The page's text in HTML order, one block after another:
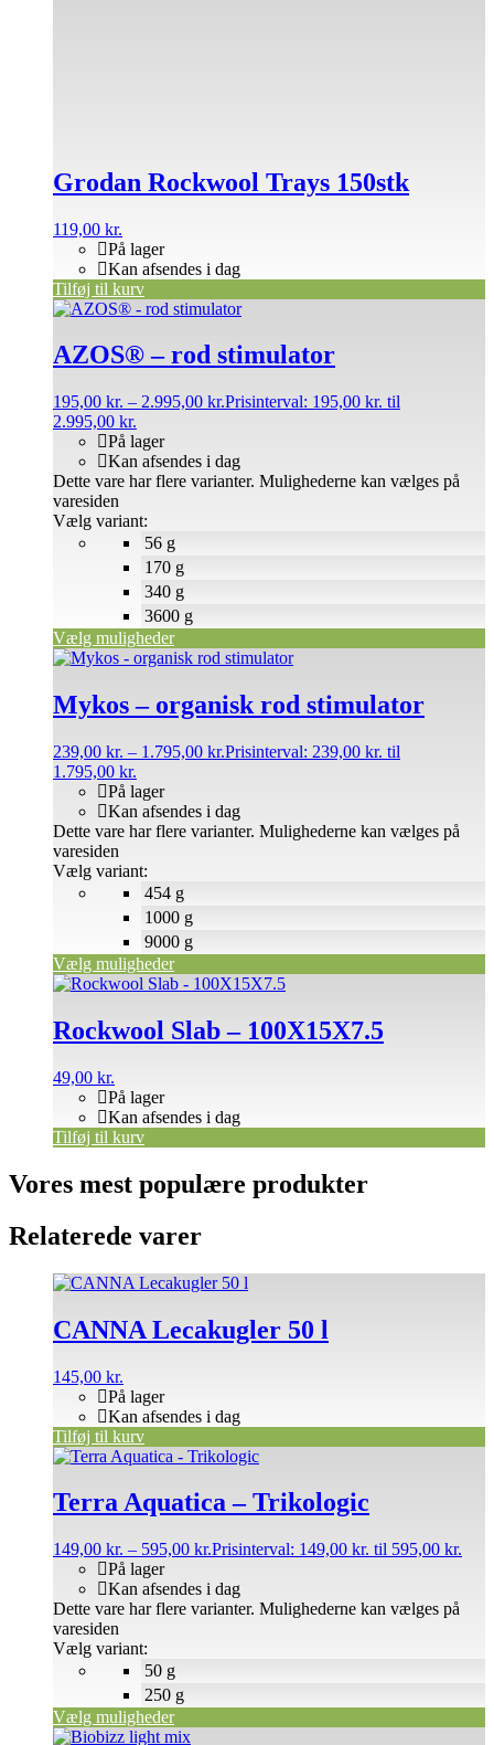
Grodan Rockwool Trays 150stk
119,00 kr.
På lager
Kan afsendes i dag
Tilføj til kurv
AZOS® – rod stimulator
195,00 kr. – 2.995,00 kr.Prisinterval: 195,00 kr. til
2.995,00 kr.
På lager
Kan afsendes i dag
Vælg variant:
Vælg muligheder
Dette vare har flere varianter. Mulighederne kan vælges på
varesiden
56 g
170 g
340 g
3600 g
Mykos – organisk rod stimulator
239,00 kr. – 1.795,00 kr.Prisinterval: 239,00 kr. til
1.795,00 kr.
På lager
Kan afsendes i dag
Vælg variant:
Vælg muligheder
Dette vare har flere varianter. Mulighederne kan vælges på
varesiden
454 g
1000 g
9000 g
Rockwool Slab – 100X15X7.5
49,00 kr.
På lager
Kan afsendes i dag
Tilføj til kurv
Vores mest populære produkter
Relaterede varer
CANNA Lecakugler 50 l
145,00 kr.
På lager
Kan afsendes i dag
Tilføj til kurv
Terra Aquatica – Trikologic
149,00 kr. – 595,00 kr.Prisinterval: 149,00 kr. til 595,00 kr.
På lager
Kan afsendes i dag
Vælg variant:
Vælg muligheder
Dette vare har flere varianter. Mulighederne kan vælges på
varesiden
50 g
250 g